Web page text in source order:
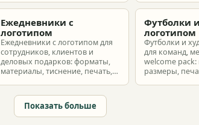
макет и избежать лишних
разные
Ежедневники с
логотипом
Ежедневники с логотипом для
сотрудников, клиентов и
деловых подарков: форматы,
материалы, тиснение, печать,
Футболки
логотипом
Футболки и
для команд,
welcome pack:
размеры,
Показать больше